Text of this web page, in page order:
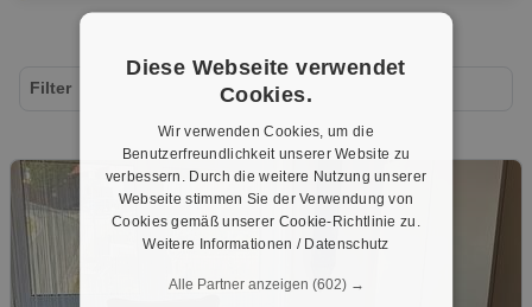
Filter
Diese Webseite verwendet
Cookies.
Wir verwenden Cookies, um die
Benutzerfreundlichkeit unserer Website zu
verbessern. Durch die weitere Nutzung unserer
Webseite stimmen Sie der Verwendung von
Cookies gemäß unserer Cookie-Richtlinie zu.
Weitere Informationen / Datenschutz
Alle Partner anzeigen (602) →